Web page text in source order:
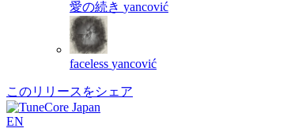
愛の続き yancović
faceless yancović
このリリースをシェア
EN